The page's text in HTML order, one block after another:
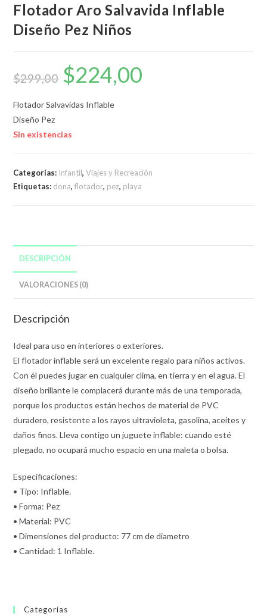
Flotador Aro Salvavida Inflable
Diseño Pez Niños
$299,00
El
precio
original
$299,00.
$224,00
Flotador Salvavidas Inflable
Diseño Pez
Sin existencias
Categorías: Infantil,Viajes y Recreación
Etiquetas: dona,flotador, pez, playa
DESCRIPCIÓN
VALORACIONES (0)
Descripción
Ideal para uso en interiores o exteriores.
El flotador inflable será un excelente regalo para niños activos.
Con él puedes jugar en cualquier clima, en tierra y en el agua. El
diseño brillante le complacerá durante más de una temporada,
porque los productos están hechos de material de PVC
duradero, resistente a los rayos ultravioleta, gasolina, aceites y
daños finos. Lleva contigo un juguete inflable: cuando esté
plegado, no ocupará mucho espacio en una maleta o bolsa.
Especificaciones:
• Tipo: Inflable.
• Forma: Pez
• Material: PVC
• Dimensiones del producto: 77 cm de diametro
• Cantidad: 1 Inflable.
Categorías